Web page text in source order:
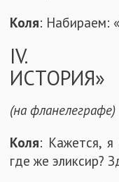
Коля: Набираем:
IV.
ИСТОРИЯ»
(на фланелеграфе)
Коля: Кажется,
где же эликсир?